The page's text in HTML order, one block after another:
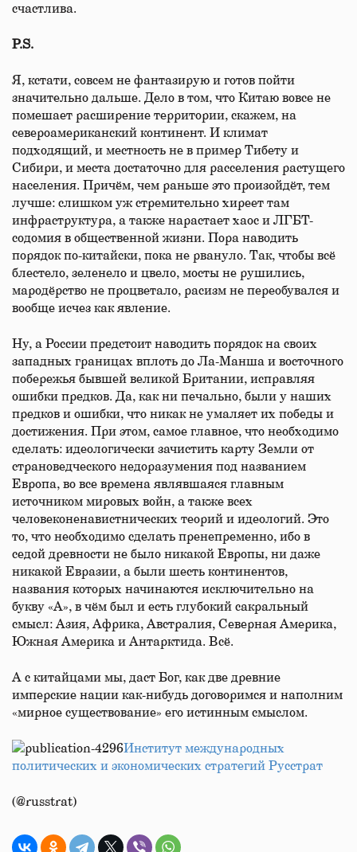
счастлива.
P.S.
Я, кстати, совсем не фантазирую и готов пойти
значительно дальше. Дело в том, что Китаю вовсе не
помешает расширение территории, скажем, на
североамериканский континент. И климат
подходящий, и местность не в пример Тибету и
Сибири, и места достаточно для расселения растущего
населения. Причём, чем раньше это произойдёт, тем
лучше: слишком уж стремительно хиреет там
инфраструктура, а также нарастает хаос и ЛГБТ-
содомия в общественной жизни. Пора наводить
порядок по-китайски, пока не рвануло. Так, чтобы всё
блестело, зеленело и цвело, мосты не рушились,
мародёрство не процветало, расизм не переобувался и
вообще исчез как явление.
Ну, а России предстоит наводить порядок на своих
западных границах вплоть до Ла-Манша и восточного
побережья бывшей великой Британии, исправляя
ошибки предков. Да, как ни печально, были у наших
предков и ошибки, что никак не умаляет их победы и
достижения. При этом, самое главное, что необходимо
сделать: идеологически зачистить карту Земли от
страноведческого недоразумения под названием
Европа, во все времена являвшаяся главным
источником мировых войн, а также всех
человеконенавистнических теорий и идеологий. Это
то, что необходимо сделать пренепременно, ибо в
седой древности не было никакой Европы, ни даже
никакой Евразии, а были шесть континентов,
названия которых начинаются исключительно на
букву «А», в чём был и есть глубокий сакральный
смысл: Азия, Африка, Австралия, Северная Америка,
Южная Америка и Антарктида. Всё.
А с китайцами мы, даст Бог, как две древние
имперские нации как-нибудь договоримся и наполним
«мирное существование» его истинным смыслом.
Институт международных
политических и экономических стратегий Русстрат
(@russtrat)